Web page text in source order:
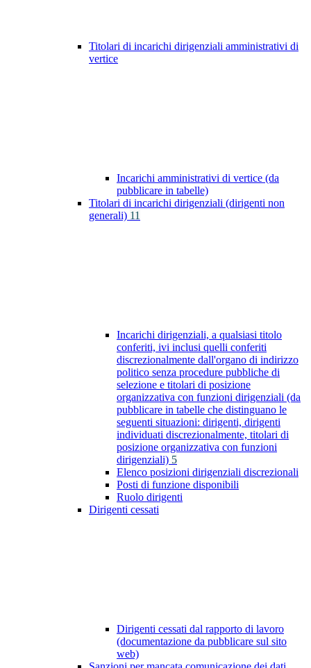
Titolari di incarichi dirigenziali amministrativi di
vertice
Incarichi amministrativi di vertice (da
pubblicare in tabelle)
Titolari di incarichi dirigenziali (dirigenti non
generali) 11
Incarichi dirigenziali, a qualsiasi titolo
conferiti, ivi inclusi quelli conferiti
discrezionalmente dall'organo di indirizzo
politico senza procedure pubbliche di
selezione e titolari di posizione
organizzativa con funzioni dirigenziali (da
pubblicare in tabelle che distinguano le
seguenti situazioni: dirigenti, dirigenti
individuati discrezionalmente, titolari di
posizione organizzativa con funzioni
dirigenziali) 5
Elenco posizioni dirigenziali discrezionali
Posti di funzione disponibili
Ruolo dirigenti
Dirigenti cessati
Dirigenti cessati dal rapporto di lavoro
(documentazione da pubblicare sul sito
web)